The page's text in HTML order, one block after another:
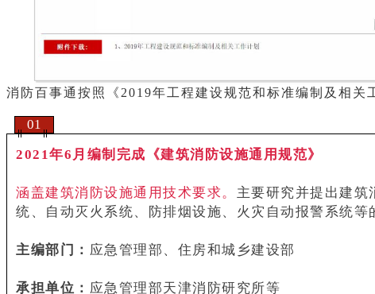
消防百事通按照《2019年工程建设规范和标准编制及相关
01
2021年6月编制完成《建筑消防设施通用规范》
涵盖建筑消防设施通用技术要求。 主要研究并提出建筑
统、自动灭火系统、防排烟设施、火灾自动报警系统
主编部门： 应急管理部、住房和城乡建设部
承担单位： 应急管理部天津消防研究所等